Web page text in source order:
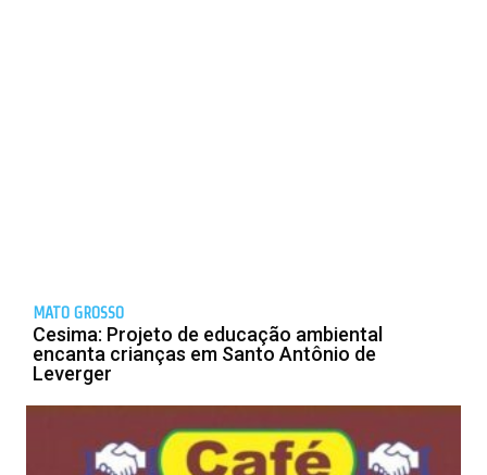
MATO GROSSO
Cesima: Projeto de educação ambiental
encanta crianças em Santo Antônio de
Leverger